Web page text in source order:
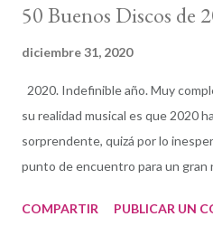
50 Buenos Discos de
diciembre 31, 2020
2020. Indefinible año. Muy
su realidad musical es que 2020
sorprendente, quizá por lo
punto de encuentro para un gran
reediciones y grabaciones
COMPARTIR PUBLICAR UN